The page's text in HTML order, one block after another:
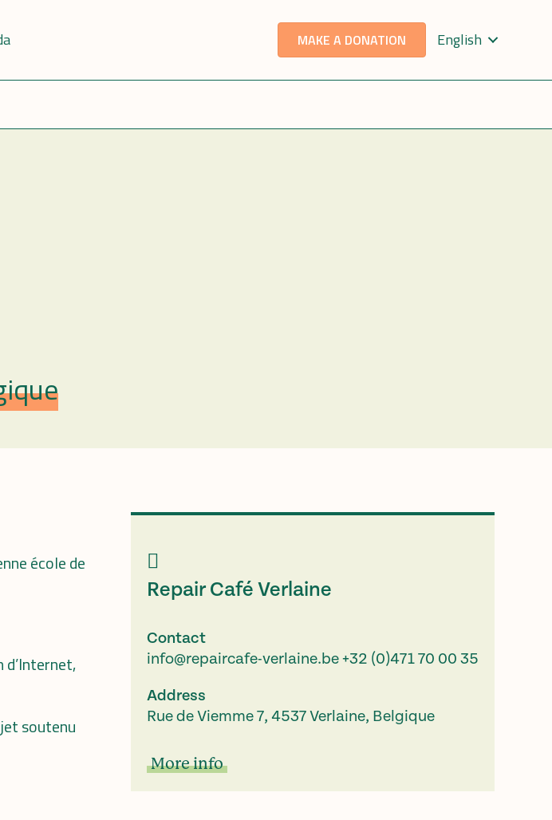
MAKE A DONATION English
école de
soutenu
Repair Café Verlaine
Contact
info@repaircafe-verlaine.be+32 (0)471 70 00 35
Address
Rue de Viemme 7, 4537 Verlaine, Belgique
More info